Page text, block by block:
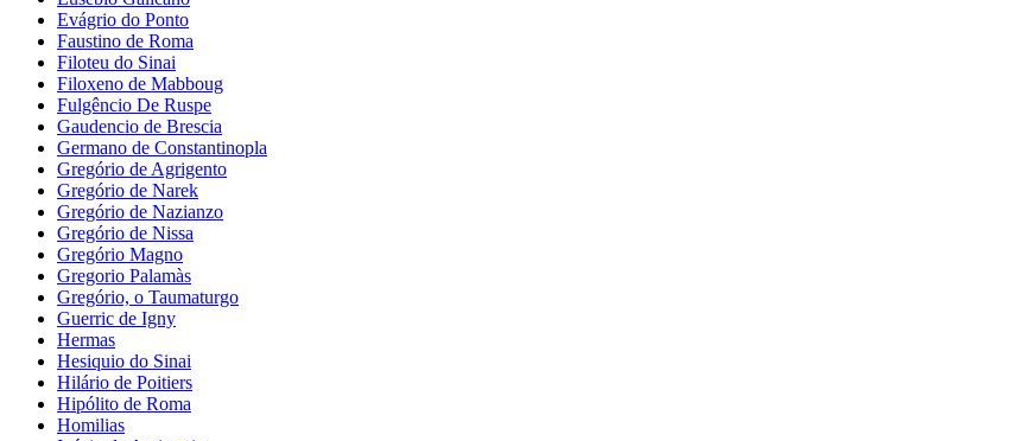
Evágrio do Ponto
Faustino de Roma
Filoteu do Sinai
Filoxeno de Mabboug
Fulgêncio De Ruspe
Gaudencio de Brescia
Germano de Constantinopla
Gregório de Agrigento
Gregório de Narek
Gregório de Nazianzo
Gregório de Nissa
Gregório Magno
Gregorio Palamàs
Gregório, o Taumaturgo
Guerric de Igny
Hermas
Hesiquio do Sinai
Hilário de Poitiers
Hipólito de Roma
Homilias